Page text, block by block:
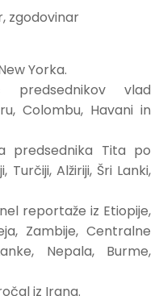
zgodovinar
Yorka.
vlad
Colombu, Havani in
predsednika Tita po
Turčiji, Alžiriji, Šri Lanki,
reportaže iz Etiopije,
Zambije, Centralne
Nepala, Burme,
iz Irana.